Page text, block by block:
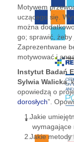
Motywem
uczącego się.
można
go; sprawić, żeby
Zaprezentwane
motywować i
Instytut Badań
Sylwia Walicka,
opowiedzą o
dorosłych”.
Jakie
wymagające
Jakie metody